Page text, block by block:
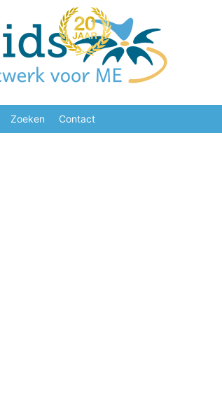
Zoeken Contact